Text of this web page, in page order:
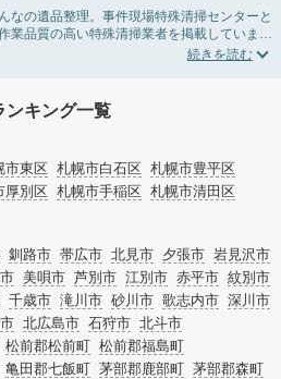
なの遺品整理。事件現場特殊清掃センターと
業品質の高い特殊清掃業者を掲載していま
処分・回収・引き取りから、事件・事故・自
脱臭機による腐敗臭などの臭いの脱臭・消臭
検索してみましょう。
管理会社様やオーナー様(賃貸家主様)、行政
ンキング一覧
市東区 札幌市白石区 札幌市豊平区
厚別区 札幌市手稲区 札幌市清田区
釧路市 帯広市 北見市 夕張市 岩見沢市
美唄市 芦別市 江別市 赤平市 紋別市
千歳市 滝川市 砂川市 歌志内市 深川市
北広島市 石狩市 北斗市
松前郡松前町 松前郡福島町
亀田郡七飯町 茅部郡鹿部町 茅部郡森町